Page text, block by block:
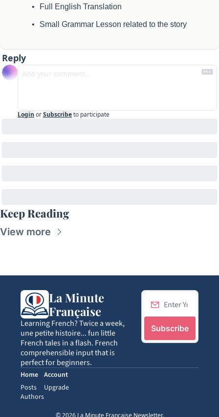
Full English Translation
Small Grammar Lesson related to the story
Reply
Login orSubscribeto participate
Keep Reading
View more
La Minute
Française
Learning French? Twice a week,
une petite histoire... fun little
French tales in a flash. French
comprehensible input that is
perfect for beginners.
Subscribe
Home
Posts
Authors
Account
Upgrade
© 2026 La Minute Francaise Newsletter.